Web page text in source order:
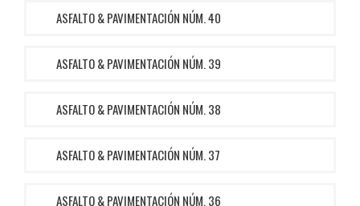
ASFALTO & PAVIMENTACIÓN NÚM. 40
ASFALTO & PAVIMENTACIÓN NÚM. 39
ASFALTO & PAVIMENTACIÓN NÚM. 38
ASFALTO & PAVIMENTACIÓN NÚM. 37
ASFALTO & PAVIMENTACIÓN NÚM. 36